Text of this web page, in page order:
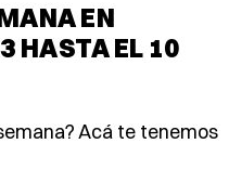
EN
HASTA EL 10
Acá te tenemos